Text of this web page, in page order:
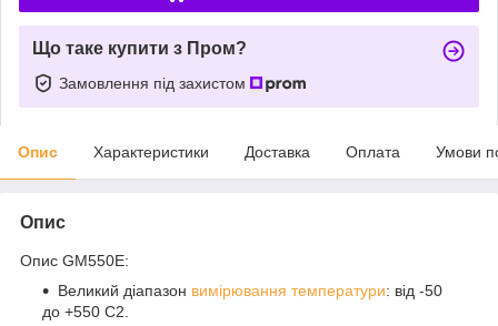
Що таке купити з Пром?
Замовлення під захистом
Опис Характеристики Доставка Оплата Умови
Опис
Опис GM550E:
Великий діапазон вимірювання температури: від -50
до +550 С2.